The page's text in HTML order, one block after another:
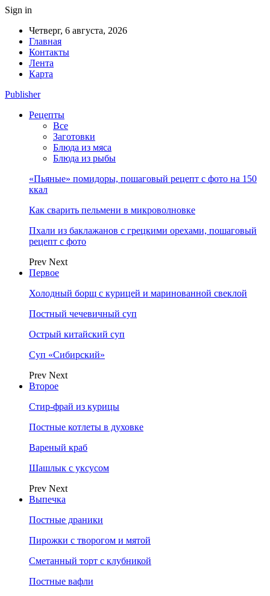
Sign in
Четверг, 6 августа, 2026
Главная
Контакты
Лента
Карта
Publisher
Рецепты
Все
Заготовки
Блюда из мяса
Блюда из рыбы
«Пьяные» помидоры, пошаговый рецепт с фото на 150
ккал
Как сварить пельмени в микроволновке
Пхали из баклажанов с грецкими орехами, пошаговый
рецепт с фото
Prev Next
Первое
Холодный борщ с курицей и маринованной свеклой
Постный чечевичный суп
Острый китайский суп
Суп «Сибирский»
Prev Next
Второе
Стир-фрай из курицы
Постные котлеты в духовке
Вареный краб
Шашлык с уксусом
Prev Next
Выпечка
Постные драники
Пирожки с творогом и мятой
Сметанный торт с клубникой
Постные вафли